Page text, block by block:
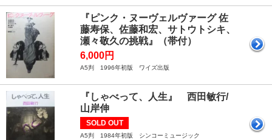
『ピンク・ヌーヴェルヴァーグ 佐
藤寿保、佐藤和宏、サトウトシキ、
瀬々敬久の挑戦』（帯付）
6,000円
A5判 1996年初版 ワイズ出版
『しゃべって、人生』 西田敏行/
山岸伸
SOLD OUT
A5判 1984年初版 シンコーミュージック